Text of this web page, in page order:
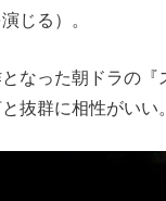
じる）。
なった朝ドラの
抜群に相性がいい。